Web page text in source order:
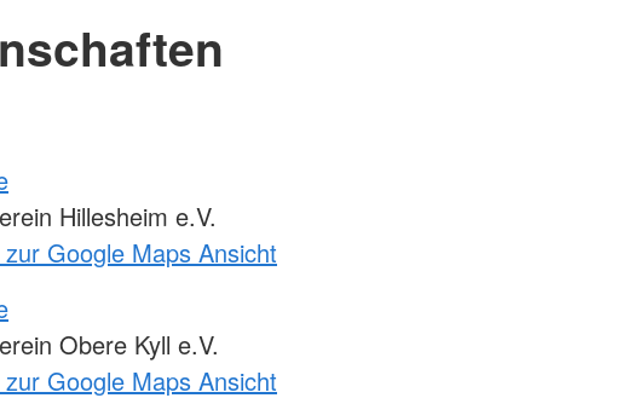
Hillesheim e.V.
zur Google Maps Ansicht
Obere Kyll e.V.
zur Google Maps Ansicht